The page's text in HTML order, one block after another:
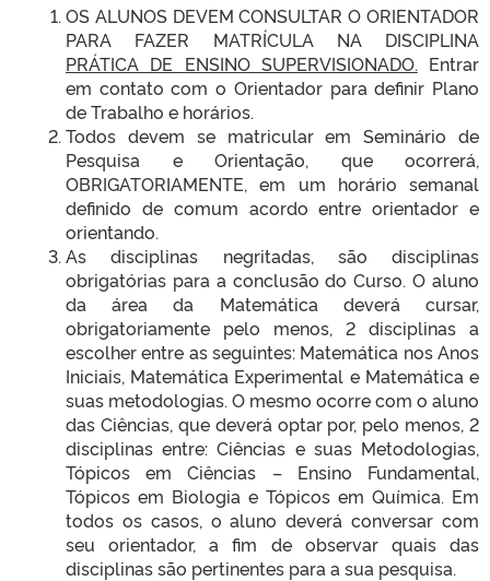
OS ALUNOS DEVEM CONSULTAR O ORIENTADOR
PARA FAZER MATRÍCULA NA DISCIPLINA
PRÁTICA DE ENSINO SUPERVISIONADO. Entrar
em contato com o Orientador para definir Plano
de Trabalho e horários.
Todos devem se matricular em Seminário de
Pesquisa e Orientação, que ocorrerá,
OBRIGATORIAMENTE, em um horário semanal
definido de comum acordo entre orientador e
orientando.
As disciplinas negritadas, são disciplinas
obrigatórias para a conclusão do Curso. O aluno
da área da Matemática deverá cursar,
obrigatoriamente pelo menos, 2 disciplinas a
escolher entre as seguintes: Matemática nos Anos
Iniciais, Matemática Experimental e Matemática e
suas metodologias. O mesmo ocorre com o aluno
das Ciências, que deverá optar por, pelo menos, 2
disciplinas entre: Ciências e suas Metodologias,
Tópicos em Ciências – Ensino Fundamental,
Tópicos em Biologia e Tópicos em Química. Em
todos os casos, o aluno deverá conversar com
seu orientador, a fim de observar quais das
disciplinas são pertinentes para a sua pesquisa.